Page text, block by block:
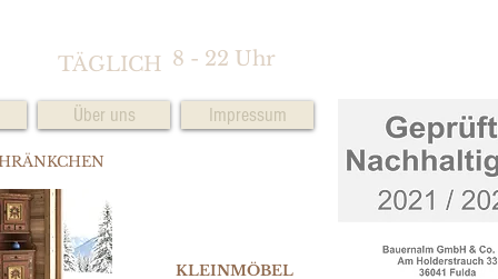
TÄGLICH 8 - 22 Uhr
Über uns Impressum
KLEINMÖBEL